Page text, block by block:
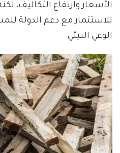
الأسعار وارتفاع التكاليف،
للاستثمار مع دعم الدولة
الوعي البيئي